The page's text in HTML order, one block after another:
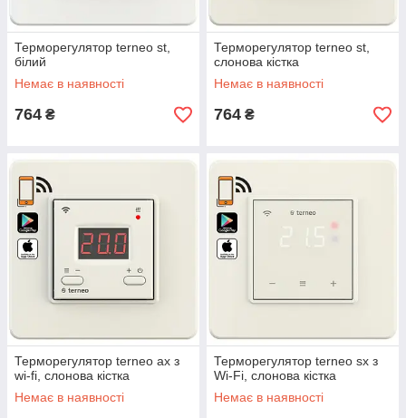
Терморегулятор terneo st,
білий
Немає в наявності
764 ₴
Терморегулятор terneo st,
слонова кістка
Немає в наявності
764 ₴
Терморегулятор terneo ax з
wi-fi, слонова кістка
Немає в наявності
Терморегулятор terneo sx з
Wi-Fi, слонова кістка
Немає в наявності